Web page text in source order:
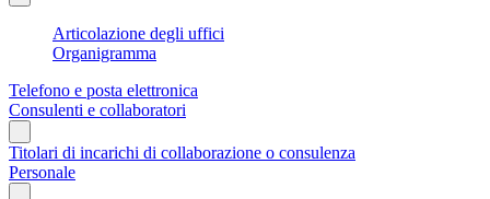
Articolazione degli uffici
Organigramma
Telefono e posta elettronica
Consulenti e collaboratori
Titolari di incarichi di collaborazione o consulenza
Personale